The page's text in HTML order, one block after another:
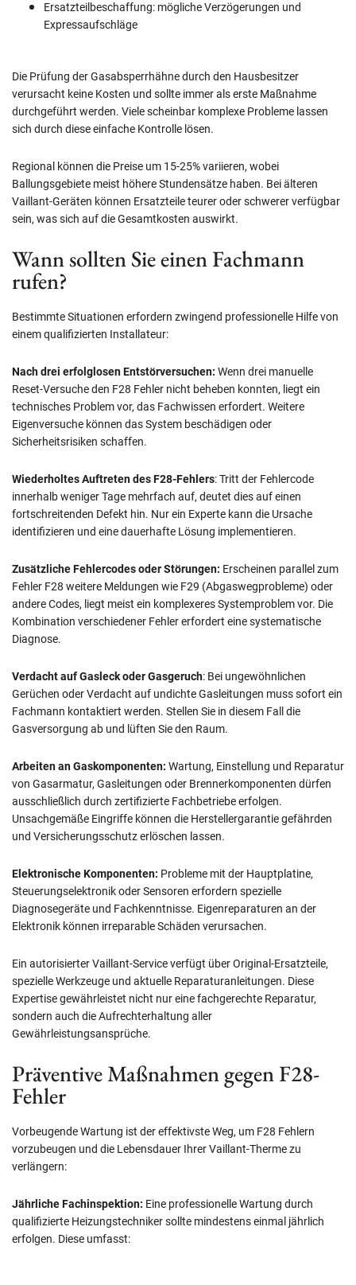
Ersatzteilbeschaffung: mögliche Verzögerungen und
Expressaufschläge
Die Prüfung der Gasabsperrhähne durch den Hausbesitzer
verursacht keine Kosten und sollte immer als erste Maßnahme
durchgeführt werden. Viele scheinbar komplexe Probleme lassen
sich durch diese einfache Kontrolle lösen.
Regional können die Preise um 15-25% variieren, wobei
Ballungsgebiete meist höhere Stundensätze haben. Bei älteren
Vaillant-Geräten können Ersatzteile teurer oder schwerer verfügbar
sein, was sich auf die Gesamtkosten auswirkt.
Wann sollten Sie einen Fachmann
rufen?
Bestimmte Situationen erfordern zwingend professionelle Hilfe von
einem qualifizierten Installateur:
Nach drei erfolglosen Entstörversuchen: Wenn drei manuelle
Reset-Versuche den F28 Fehler nicht beheben konnten, liegt ein
technisches Problem vor, das Fachwissen erfordert. Weitere
Eigenversuche können das System beschädigen oder
Sicherheitsrisiken schaffen.
Wiederholtes Auftreten des F28-Fehlers: Tritt der Fehlercode
innerhalb weniger Tage mehrfach auf, deutet dies auf einen
fortschreitenden Defekt hin. Nur ein Experte kann die Ursache
identifizieren und eine dauerhafte Lösung implementieren.
Zusätzliche Fehlercodes oder Störungen: Erscheinen parallel zum
Fehler F28 weitere Meldungen wie F29 (Abgaswegprobleme) oder
andere Codes, liegt meist ein komplexeres Systemproblem vor. Die
Kombination verschiedener Fehler erfordert eine systematische
Diagnose.
Verdacht auf Gasleck oder Gasgeruch: Bei ungewöhnlichen
Gerüchen oder Verdacht auf undichte Gasleitungen muss sofort ein
Fachmann kontaktiert werden. Stellen Sie in diesem Fall die
Gasversorgung ab und lüften Sie den Raum.
Arbeiten an Gaskomponenten: Wartung, Einstellung und Reparatur
von Gasarmatur, Gasleitungen oder Brennerkomponenten dürfen
ausschließlich durch zertifizierte Fachbetriebe erfolgen.
Unsachgemäße Eingriffe können die Herstellergarantie gefährden
und Versicherungsschutz erlöschen lassen.
Elektronische Komponenten: Probleme mit der Hauptplatine,
Steuerungselektronik oder Sensoren erfordern spezielle
Diagnosegeräte und Fachkenntnisse. Eigenreparaturen an der
Elektronik können irreparable Schäden verursachen.
Ein autorisierter Vaillant-Service verfügt über Original-Ersatzteile,
spezielle Werkzeuge und aktuelle Reparaturanleitungen. Diese
Expertise gewährleistet nicht nur eine fachgerechte Reparatur,
sondern auch die Aufrechterhaltung aller
Gewährleistungsansprüche.
Präventive Maßnahmen gegen F28-
Fehler
Vorbeugende Wartung ist der effektivste Weg, um F28 Fehlern
vorzubeugen und die Lebensdauer Ihrer Vaillant-Therme zu
verlängern:
Jährliche Fachinspektion: Eine professionelle Wartung durch
qualifizierte Heizungstechniker sollte mindestens einmal jährlich
erfolgen. Diese umfasst: